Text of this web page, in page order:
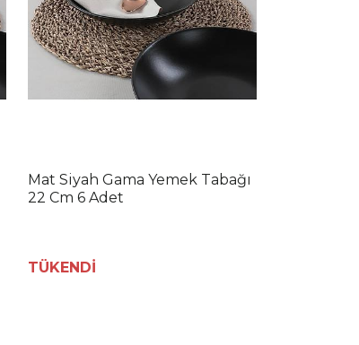
Mat Siyah Gama Yemek Tabağı
22 Cm 6 Adet
TÜKENDİ